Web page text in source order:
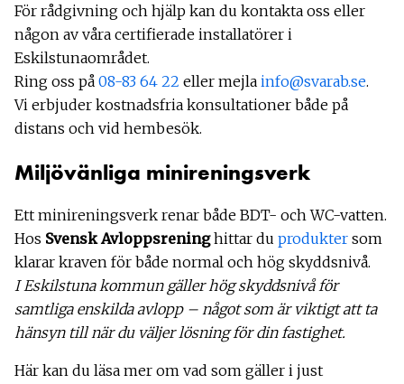
För rådgivning och hjälp kan du kontakta oss eller
någon av våra certifierade installatörer i
Eskilstunaområdet.
Ring oss på 08-83 64 22 eller mejla info@svarab.se.
Vi erbjuder kostnadsfria konsultationer både på
distans och vid hembesök.
Miljövänliga minireningsverk
Ett minireningsverk renar både BDT- och WC-vatten.
Hos Svensk Avloppsreninghittar du produkter som
klarar kraven för både normal och hög skyddsnivå.
I Eskilstuna kommun gäller hög skyddsnivå för
samtliga enskilda avlopp – något som är viktigt att ta
hänsyn till när du väljer lösning för din fastighet.
Här kan du läsa mer om vad som gäller i just